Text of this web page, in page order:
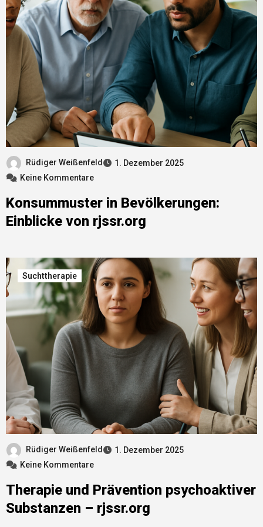
Rüdiger Weißenfeld
1. Dezember 2025
Keine Kommentare
Konsummuster in Bevölkerungen:
Einblicke von rjssr.org
Suchttherapie
Rüdiger Weißenfeld
1. Dezember 2025
Keine Kommentare
Therapie und Prävention psychoaktiver
Substanzen – rjssr.org